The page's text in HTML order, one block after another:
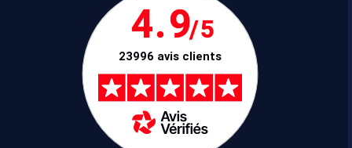
4.9/5
23996 avis clients